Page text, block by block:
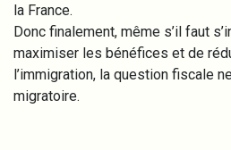
la France.
Donc finalement, même s’il faut
maximiser les bénéfices et de
l’immigration, la question fiscale
migratoire.